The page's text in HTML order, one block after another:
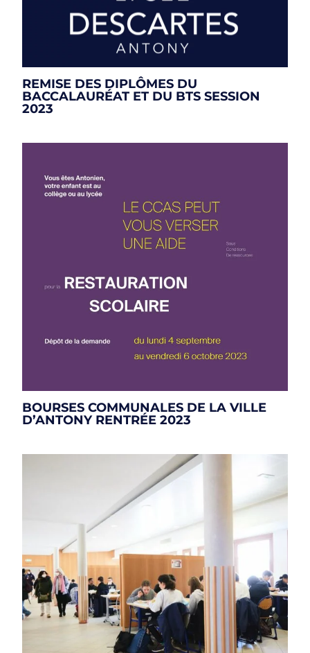
REMISE DES DIPLÔMES DU
BACCALAURÉAT ET DU BTS SESSION
2023
BOURSES COMMUNALES DE LA VILLE
D’ANTONY RENTRÉE 2023